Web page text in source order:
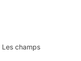
Les champs